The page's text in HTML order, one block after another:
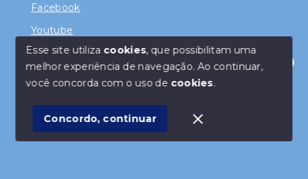
Olá! Como posso te servir ?
Facebook
Youtube
© Copyright 2026 - Juliana Ramos - Todos os direitos
SITE PARA IMOBILIARIA
Esse site utiliza cookies, que possibilitam uma
melhor experiência de navegação.Ao continuar,
você concorda com o uso de cookies.
Concordo, continuar